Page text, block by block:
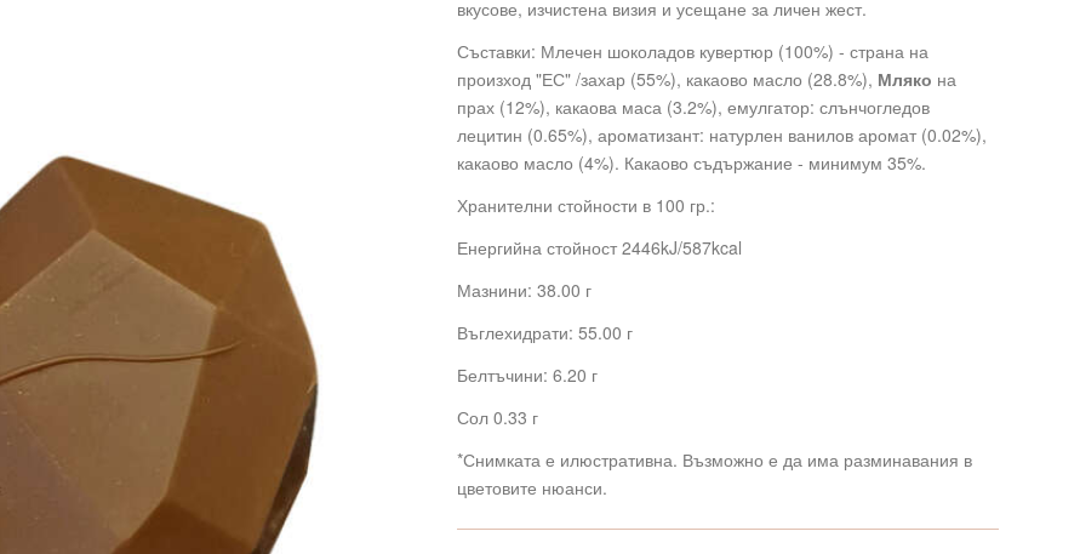
вкусове, изчистена визия и усещане за личен жест.
Съставки: Млечен шоколадов кувертюр (100%) - страна на
произход "ЕС" /захар (55%), какаово масло (28.8%), Мляко на
прах (12%), какаова маса (3.2%), емулгатор: слънчогледов
лецитин (0.65%), ароматизант: натурлен ванилов аромат (0.02%),
какаово масло (4%). Какаово съдържание - минимум 35%.
Хранителни стойности в 100 гр.:
Енергийна стойност 2446kJ/587kcal
Мазнини: 38.00 г
Въглехидрати: 55.00 г
Белтъчини: 6.20 г
Сол 0.33 г
*Снимката е илюстративна. Възможно е да има разминавания в
цветовите нюанси.